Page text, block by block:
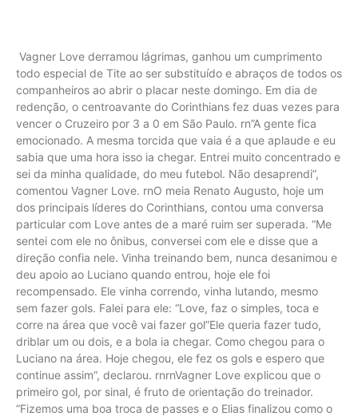
Vagner Love derramou lágrimas, ganhou um cumprimento
todo especial de Tite ao ser substituído e abraços de todos os
companheiros ao abrir o placar neste domingo. Em dia de
redenção, o centroavante do Corinthians fez duas vezes para
vencer o Cruzeiro por 3 a 0 em São Paulo. rn”A gente fica
emocionado. A mesma torcida que vaia é a que aplaude e eu
sabia que uma hora isso ia chegar. Entrei muito concentrado e
sei da minha qualidade, do meu futebol. Não desaprendi”,
comentou Vagner Love. rnO meia Renato Augusto, hoje um
dos principais líderes do Corinthians, contou uma conversa
particular com Love antes de a maré ruim ser superada. “Me
sentei com ele no ônibus, conversei com ele e disse que a
direção confia nele. Vinha treinando bem, nunca desanimou e
deu apoio ao Luciano quando entrou, hoje ele foi
recompensado. Ele vinha correndo, vinha lutando, mesmo
sem fazer gols. Falei para ele: “Love, faz o simples, toca e
corre na área que você vai fazer gol”Ele queria fazer tudo,
driblar um ou dois, e a bola ia chegar. Como chegou para o
Luciano na área. Hoje chegou, ele fez os gols e espero que
continue assim”, declarou. rnrnVagner Love explicou que o
primeiro gol, por sinal, é fruto de orientação do treinador.
“Fizemos uma boa troca de passes e o Elias finalizou como o